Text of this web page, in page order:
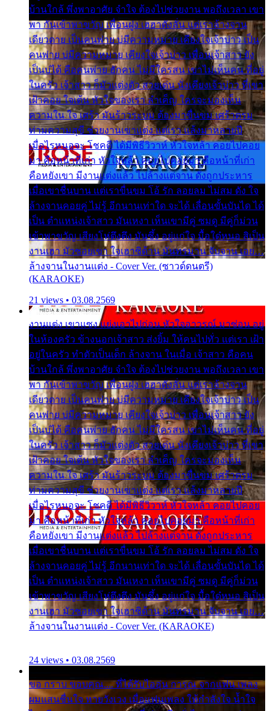
บ้านใกล้ พึ่งพาอาศัย จำใจ ต้องไปช่วยงาน พอถึงเวลา เขา
พา กันเข้าพาขวัญ เพื่อนฝูง เฮฮาดังลั่น แต่เราล้างจาน
เดียวดาย เป็นคนพ่าย บ่มีความหมาย เคียงใจเจ้าบ่าว เป็น
คนพ่าย บ่มีความหมาย เคียงใจเจ้าบ่าว เพื่อนเจ้าสาว ยัง
เป็นบ่ได้ คือคนพ่าย ฮักคน ไม่มีใครสน เขาไม่เห็นคน ที่อยู่
ในครัว เจ้าสาว ก็มัวแต่งตัว สวยเด่น นั่งเคียงเจ้าบ่าว ที่เขา
เฝ้าคอย ใจเต้น หัวใจของเรา ลำเค็ญ ใครจะมองเห็น
ความใน ใจ เศร้า มันร้าวระบม ต้องมาขื่นขม เศร้าตรม
ท่ามความสุขี ช่วยงานเขาแต่ง แต่เรา แล้งมาหลายปี
เมื่อไรหนอจะ โชคดี ได้มีพิธีวิวาห์ หัวใจหล้า คอยไปคอย
มา คือหน้าที่เก่า หัวใจหล้า คอยไปคอยมา คือหน้าที่เก่า
คือหยังเขา มีงานแต่งแล้ว ไปล้างแต่จาน ดั่งถูกประหาร
เมื่อเขาชื่นบาน แต่เราขื่นขม โอ้ รัก ลอยลม ไม่สม ดัง ใจ
ล้างจานคอยคู่ ไม่รู้ อีกนานเท่าใด จะได้ เลื่อนขั้นบันได ได้
เป็น ตำแหน่งเจ้าสาว มันเหงา เห็นเขามีคู่ ซมดู มีคู่ก็ม่วน
เข้าพาขวัญ เสียงโห่ตึงตึง มันซึ้ง อยู่แก่ใจ มื้อใด๋หนอ สิเป็น
งานเฮา มัวซอยเขา ใจเฮาซิด้าน มันทรมาน จับจาน เอย…
ล้างจานในงานแต่ง - Cover Ver. (ซาวด์ดนตรี)
(KARAOKE)
21 views • 03.08.2569
งานแต่ง เขาแซง แย่งเอาไปก่อน หัวใจอาวรณ์ มาซ่อน อยู่
ในห้องครัว ข้างนอกเจ้าสาว ส่งยิ้ม ให้คนไปทั่ว แต่เรา เฝ้า
อยู่ในครัว ทำตัวเป็นเด็ก ล้างจาน ในเมื่อ เจ้าสาว คือคน
บ้านใกล้ พึ่งพาอาศัย จำใจ ต้องไปช่วยงาน พอถึงเวลา เขา
พา กันเข้าพาขวัญ เพื่อนฝูง เฮฮาดังลั่น แต่เราล้างจาน
เดียวดาย เป็นคนพ่าย บ่มีความหมาย เคียงใจเจ้าบ่าว เป็น
คนพ่าย บ่มีความหมาย เคียงใจเจ้าบ่าว เพื่อนเจ้าสาว ยัง
เป็นบ่ได้ คือคนพ่าย ฮักคน ไม่มีใครสน เขาไม่เห็นคน ที่อยู่
ในครัว เจ้าสาว ก็มัวแต่งตัว สวยเด่น นั่งเคียงเจ้าบ่าว ที่เขา
เฝ้าคอย ใจเต้น หัวใจของเรา ลำเค็ญ ใครจะมองเห็น
ความใน ใจ เศร้า มันร้าวระบม ต้องมาขื่นขม เศร้าตรม
ท่ามความสุขี ช่วยงานเขาแต่ง แต่เรา แล้งมาหลายปี
เมื่อไรหนอจะ โชคดี ได้มีพิธีวิวาห์ หัวใจหล้า คอยไปคอย
มา คือหน้าที่เก่า หัวใจหล้า คอยไปคอยมา คือหน้าที่เก่า
คือหยังเขา มีงานแต่งแล้ว ไปล้างแต่จาน ดั่งถูกประหาร
เมื่อเขาชื่นบาน แต่เราขื่นขม โอ้ รัก ลอยลม ไม่สม ดัง ใจ
ล้างจานคอยคู่ ไม่รู้ อีกนานเท่าใด จะได้ เลื่อนขั้นบันได ได้
เป็น ตำแหน่งเจ้าสาว มันเหงา เห็นเขามีคู่ ซมดู มีคู่ก็ม่วน
เข้าพาขวัญ เสียงโห่ตึงตึง มันซึ้ง อยู่แก่ใจ มื้อใด๋หนอ สิเป็น
งานเฮา มัวซอยเขา ใจเฮาซิด้าน มันทรมาน จับจาน เอย…
ล้างจานในงานแต่ง - Cover Ver. (KARAOKE)
24 views • 03.08.2569
ขอ กราบ ขอบคุณ.... ที่ได้รับไออุ่น การุณ จากแฟน เพลง
ผมแสนชื่นใจ หายวังเวง เมื่อแฟนเพลง ให้กำลังใจ น้ำใจ